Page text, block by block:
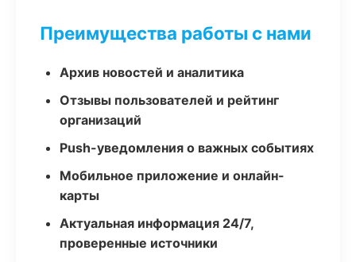
Преимущества работы с нами
Архив новостей и аналитика
Отзывы пользователей и рейтинг
организаций
Push-уведомления о важных событиях
Мобильное приложение и онлайн-
карты
Актуальная информация 24/7,
проверенные источники